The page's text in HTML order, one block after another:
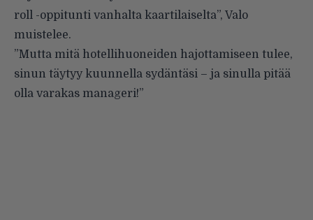
roll -oppitunti vanhalta kaartilaiselta”, Valo
muistelee.
”Mutta mitä hotellihuoneiden hajottamiseen tulee,
sinun täytyy kuunnella sydäntäsi – ja sinulla pitää
olla varakas manageri!”